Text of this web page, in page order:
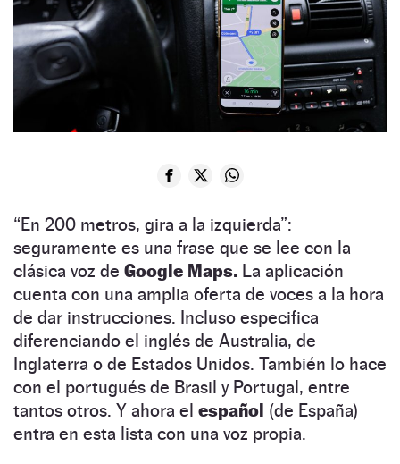
“En 200 metros, gira a la izquierda”:
seguramente es una frase que se lee con la
clásica voz de Google Maps. La aplicación
cuenta con una amplia oferta de voces a la hora
de dar instrucciones. Incluso especifica
diferenciando el inglés de Australia, de
Inglaterra o de Estados Unidos. También lo hace
con el portugués de Brasil y Portugal, entre
tantos otros. Y ahora el español (de España)
entra en esta lista con una voz propia.